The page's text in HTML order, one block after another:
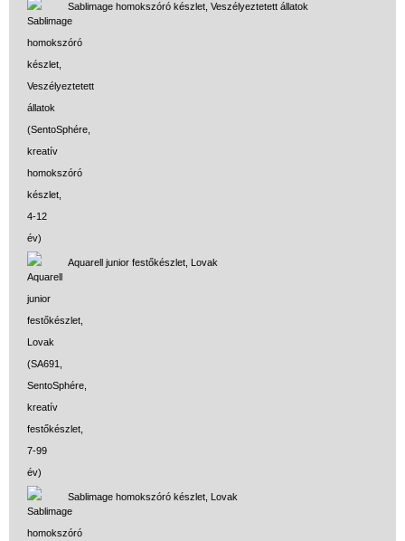
Sablimage homokszóró készlet, Veszélyeztetett állatok
Aquarell junior festőkészlet, Lovak
Sablimage homokszóró készlet, Lovak